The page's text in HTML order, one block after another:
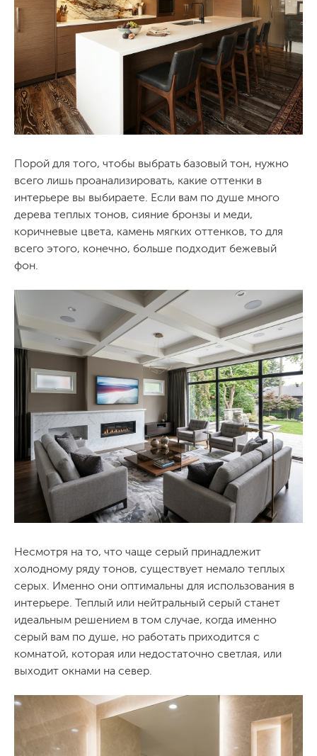
Порой для того, чтобы выбрать базовый тон, нужно
всего лишь проанализировать, какие оттенки в
интерьере вы выбираете. Если вам по душе много
дерева теплых тонов, сияние бронзы и меди,
коричневые цвета, камень мягких оттенков, то для
всего этого, конечно, больше подходит бежевый
фон.
Несмотря на то, что чаще серый принадлежит
холодному ряду тонов, существует немало теплых
серых. Именно они оптимальны для использования в
интерьере. Теплый или нейтральный серый станет
идеальным решением в том случае, когда именно
серый вам по душе, но работать приходится с
комнатой, которая или недостаточно светлая, или
выходит окнами на север.